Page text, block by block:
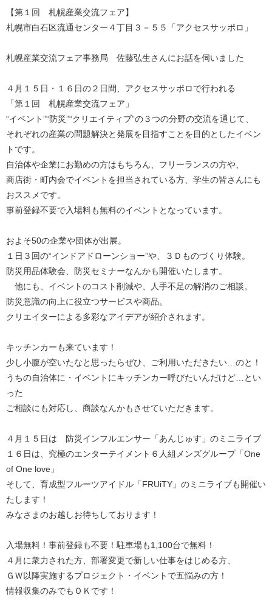
【第１回 札幌産業交流フェア】
札幌市白石区流通センター４丁目３－５５「アクセスサッポロ」
札幌産業交流フェア事務局 佐藤弘生さんにお話を伺いました
４月１５日・１６日の２日間、アクセスサッポロで行われる
「第１回 札幌産業交流フェア」
“イベント”“防災”“クリエイティブ”の３つの分野の交流を通じて、
それぞれの産業の問題解決と発展を目指すことを目的としたイベン
トです。
自治体や企業にお勤めの方はもちろん、フリーランスの方や、
商店街・町内会でイベントを担当されている方、学生の皆さんにも
おススメです。
事前登録不要で入場料も無料のイベントとなっています。
およそ50の企業や団体が出展。
１日３回の“インドアドローンショー”や、３Ｄものづくり体験。
防災用品体験会、防災セミナーなんかも開催いたします。
他にも、イベントのコスト削減や、人手不足の解消のご相談。
防災意識の向上に役立つサービスや商品。
クリエイターによる多彩なアイデアが紹介されます。
キッチンカーも来ています！
少し小腹が空いたなと思ったらぜひ、ご利用いただきたい…のと！
うちの自治体に・イベントにキッチンカー呼びたいんだけど…とい
った
ご相談にも対応し、商談なんかもさせていただきます。
４月１５日は 防災インフルエンサー「あんじゅす」のミニライブ
１６日は、究極のエンターテイメント６人組メンズグループ「One
of One love」
そして、育成型フルーツアイドル「FRUiTY」のミニライブも開催い
たします！
みなさまのお越しお待ちしております！
入場無料！事前登録も不要！駐車場も1,100台で無料！
４月に衆力された方、部署変更で新しい仕事をはじめる方、
ＧＷ以降実施するプロジェクト・イベントで五悩みの方！
情報収集のみでもＯＫです！